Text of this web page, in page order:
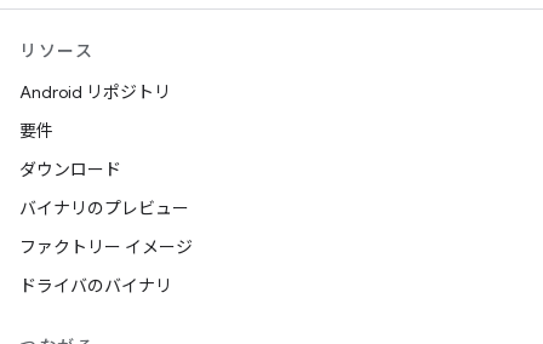
リソース
Android リポジトリ
要件
ダウンロード
バイナリのプレビュー
ファクトリー イメージ
ドライバのバイナリ